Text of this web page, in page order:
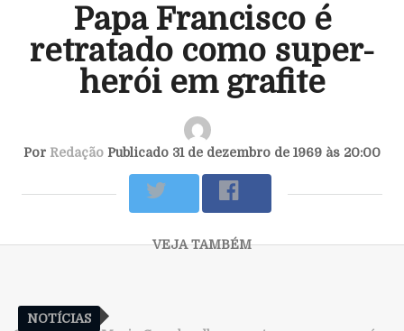
Papa Francisco é
retratado como super-
herói em grafite
Por Redação Publicado 31 de dezembro de 1969 às 20:00
NOTÍCIAS